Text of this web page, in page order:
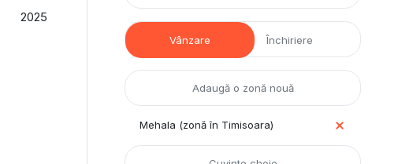
2025
Vânzare Închiriere
Mehala (zonă în Timisoara)